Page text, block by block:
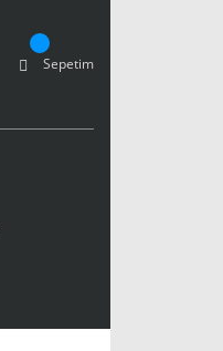
Sepetim